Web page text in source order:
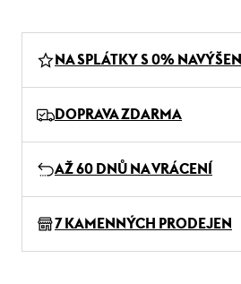
NA SPLÁTKY S 0% NAVÝŠENÍ
DOPRAVA ZDARMA
AŽ 60 DNŮ NA VRÁCENÍ
7 KAMENNÝCH PRODEJEN